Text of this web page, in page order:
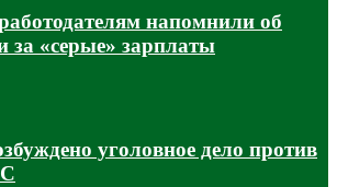
напомнили об
за «серые» зарплаты
уголовное дело против